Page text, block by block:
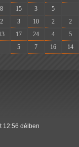
8 15 3 5
2 3 10 2
2
17 24 4
5
5 7 16 14
12:56 délben